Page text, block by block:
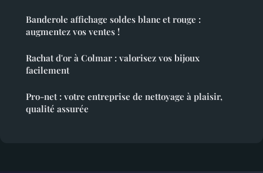
Banderole affichage soldes blanc et rouge :
augmentez vos ventes !
Rachat d'or à Colmar : valorisez vos bijoux
facilement
Pro-net : votre entreprise de nettoyage à plaisir,
qualité assurée